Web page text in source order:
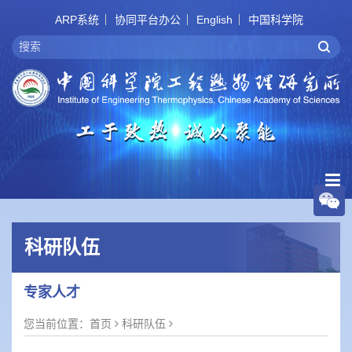
ARP系统 协同平台办公 English 中国科学院
科研队伍
专家人才
您当前位置： 首页 科研队伍